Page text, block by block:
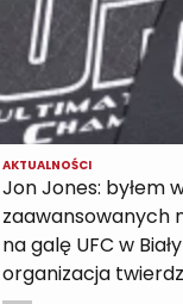
AKTUALNOŚCI
Jon Jones: byłem
zaawansowanych
na galę UFC w
organizacja